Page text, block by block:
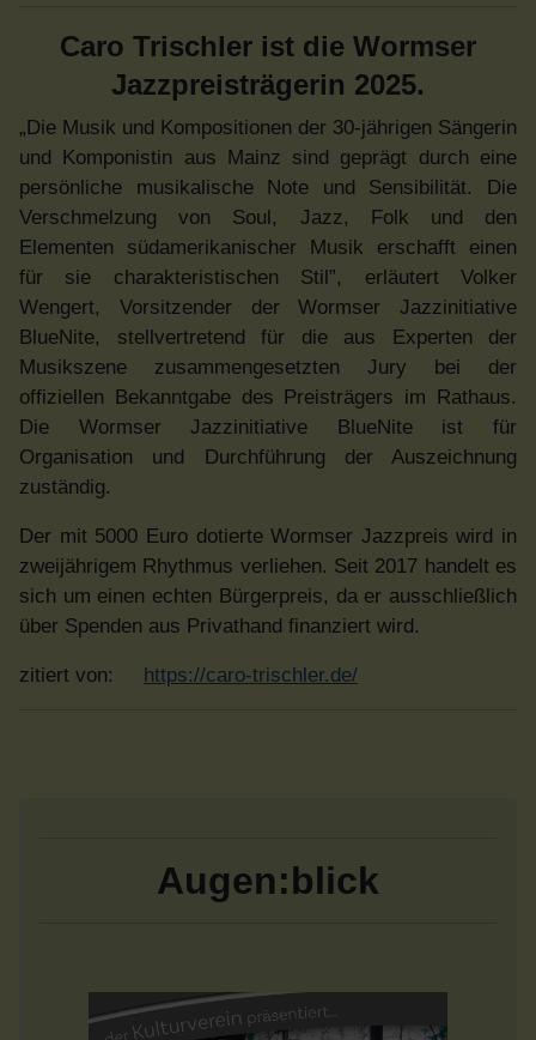
Caro Trischler ist die Wormser
Jazzpreisträgerin 2025.
„Die Musik und Kompositionen der 30-jährigen Sängerin
und Komponistin aus Mainz sind geprägt durch eine
persönliche musikalische Note und Sensibilität. Die
Verschmelzung von Soul, Jazz, Folk und den
Elementen südamerikanischer Musik erschafft einen
für sie charakteristischen Stil”, erläutert Volker
Wengert, Vorsitzender der Wormser Jazzinitiative
BlueNite, stellvertretend für die aus Experten der
Musikszene zusammengesetzten Jury bei der
offiziellen Bekanntgabe des Preisträgers im Rathaus.
Die Wormser Jazzinitiative BlueNite ist für
Organisation und Durchführung der Auszeichnung
zuständig.
Der mit 5000 Euro dotierte Wormser Jazzpreis wird in
zweijährigem Rhythmus verliehen. Seit 2017 handelt es
sich um einen echten Bürgerpreis, da er ausschließlich
über Spenden aus Privathand finanziert wird.
zitiert von: https://caro-trischler.de/
Augen:blick